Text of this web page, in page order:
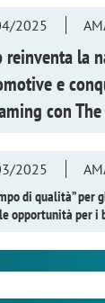
2025
reinventa la
e
con
2025
di qualità” per
opportunità per i